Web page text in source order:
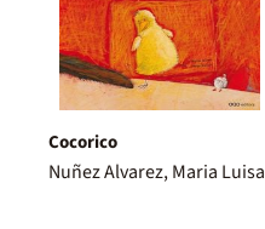
Cocorico
Nuñez Alvarez, Maria Luisa